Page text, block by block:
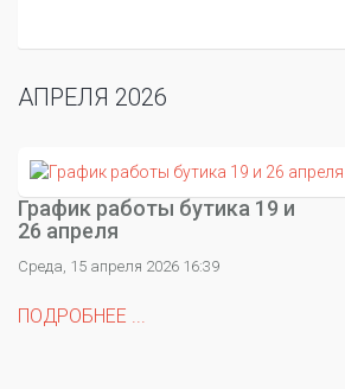
АПРЕЛЯ 2026
График работы бутика 19 и
26 апреля
Среда, 15 апреля 2026 16:39
ПОДРОБНЕЕ ...